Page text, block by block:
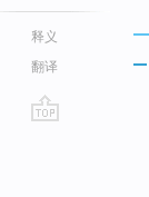
释义
翻译